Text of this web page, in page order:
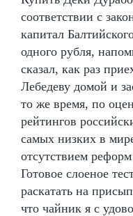
соответствии с
капитал
одного рубля,
сказал, как раз
Лебедеву домой и
то же время, по
рейтингов
самых низких в
отсутствием
Готовое слоеное
раскатать на
что чайник я с